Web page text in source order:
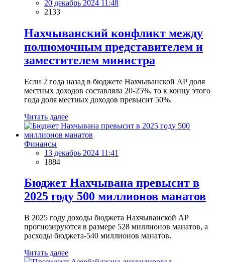
20 декабрь 2024 11:48
2133
Нахчыванский конфликт между
полномочным представителем и
заместителем министра
Если 2 года назад в бюджете Нахчыванской АР доля
местных доходов составляла 20-25%, то к концу этого
года доля местных доходов превысит 50%.
Читать далее
Финансы
13 декабрь 2024 11:41
1884
Бюджет Нахчывана превысит в
2025 году 500 миллионов манатов
В 2025 году доходы бюджета Нахчыванской АР
прогнозируются в размере 528 миллионов манатов, а
расходы бюджета-540 миллионов манатов.
Читать далее